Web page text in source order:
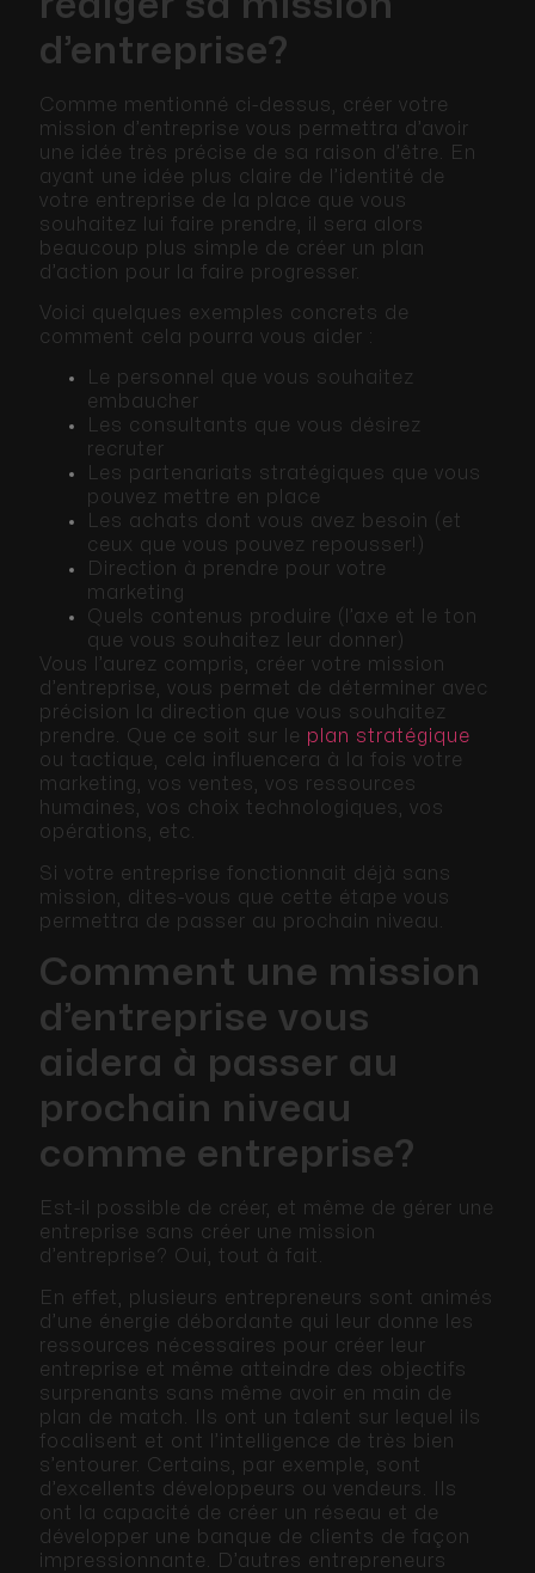
d’entreprise?
Comme mentionné ci-dessus, créer votre
mission d’entreprise vous permettra d’avoir
une idée très précise de sa raison d’être. En
ayant une idée plus claire de l’identité de
votre entreprise de la place que vous
souhaitez lui faire prendre, il sera alors
beaucoup plus simple de créer un plan
d’action pour la faire progresser.
Voici quelques exemples concrets de
comment cela pourra vous aider :
Le personnel que vous souhaitez
embaucher
Les consultants que vous désirez
recruter
Les partenariats stratégiques que vous
pouvez mettre en place
Les achats dont vous avez besoin (et
ceux que vous pouvez repousser!)
Direction à prendre pour votre
marketing
Quels contenus produire (l’axe et le ton
que vous souhaitez leur donner)
Vous l’aurez compris, créer votre mission
d’entreprise, vous permet de déterminer avec
précision la direction que vous souhaitez
prendre. Que ce soit sur le plan stratégique
ou tactique, cela influencera à la fois votre
marketing, vos ventes, vos ressources
humaines, vos choix technologiques, vos
opérations, etc.
Si votre entreprise fonctionnait déjà sans
mission, dites-vous que cette étape vous
permettra de passer au prochain niveau.
Comment une mission
d’entreprise vous
aidera à passer au
prochain niveau
comme entreprise?
Est-il possible de créer, et même de gérer une
entreprise sans créer une mission
d’entreprise? Oui, tout à fait.
En effet, plusieurs entrepreneurs sont animés
d’une énergie débordante qui leur donne les
ressources nécessaires pour créer leur
entreprise et même atteindre des objectifs
surprenants sans même avoir en main de
plan de match. Ils ont un talent sur lequel ils
focalisent et ont l’intelligence de très bien
s’entourer. Certains, par exemple, sont
d’excellents développeurs ou vendeurs. Ils
ont la capacité de créer un réseau et de
développer une banque de clients de façon
impressionnante. D’autres entrepreneurs